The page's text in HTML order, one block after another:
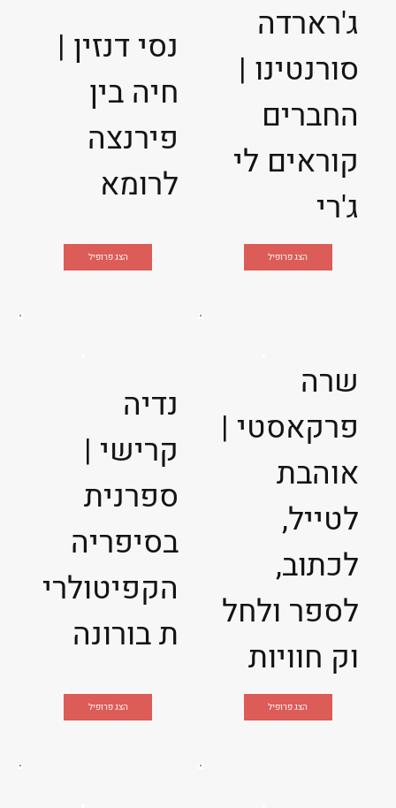
נסי דנזין |
חיה בין
פירנצה
לרומא
הצג פרופיל
ג'רארדה
סורנטינו |
החברים
קוראים לי
ג'רי
הצג פרופיל
נדיה
קרישי |
ספרנית
בסיפריה
הקפיטולרי
ת בורונה
הצג פרופיל
שרה
פרקאסטי |
אוהבת
לטייל,
לכתוב,
לספר ולחל
וק חוויות
הצג פרופיל